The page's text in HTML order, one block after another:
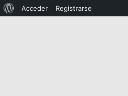
Acceder Registrarse